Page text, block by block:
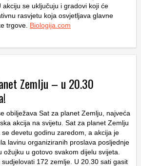
akciju se uključuju i gradovi koji će
rasvjetu koja osvjetljava glavne
trgove. Biologija.com
Zemlju – u 20.30
obilježava Sat za planet Zemlju, najveća
akcija na svijetu. Sat za planet Zemlju
se devetu godinu zaredom, a akcija je
lavinu organiziranih proslava posljednje
ožujku u gotovo svakom dijelu svijeta.
172 zemlje. U 20.30 sati gasit